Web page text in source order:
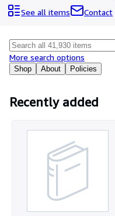
Browse Collections
Art & Collectables
Textbooks
Start Selling
Help
See all items
Contact
Shop About Policies
More search options
Recently added